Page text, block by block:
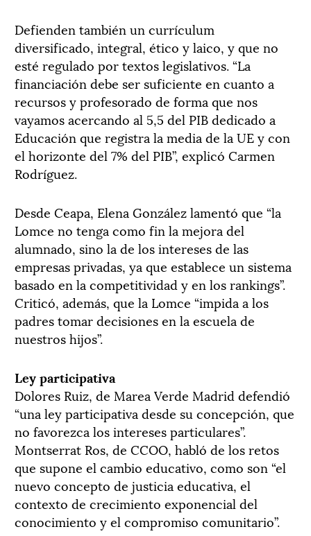
Defienden también un currículum
diversificado, integral, ético y laico, y que no
esté regulado por textos legislativos. “La
financiación debe ser suficiente en cuanto a
recursos y profesorado de forma que nos
vayamos acercando al 5,5 del PIB dedicado a
Educación que registra la media de la UE y con
el horizonte del 7% del PIB”, explicó Carmen
Rodríguez.
Desde Ceapa, Elena González lamentó que “la
Lomce no tenga como fin la mejora del
alumnado, sino la de los intereses de las
empresas privadas, ya que establece un sistema
basado en la competitividad y en los rankings”.
Criticó, además, que la Lomce “impida a los
padres tomar decisiones en la escuela de
nuestros hijos”.
Ley participativa
Dolores Ruiz, de Marea Verde Madrid defendió
“una ley participativa desde su concepción, que
no favorezca los intereses particulares”.
Montserrat Ros, de CCOO, habló de los retos
que supone el cambio educativo, como son “el
nuevo concepto de justicia educativa, el
contexto de crecimiento exponencial del
conocimiento y el compromiso comunitario”.